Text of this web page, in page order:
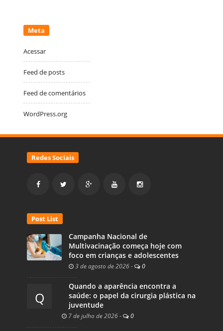
Meta
Acessar
Feed de posts
Feed de comentários
WordPress.org
Redes Sociais
Post List
Campanha Nacional de
Multivacinação começa hoje com
foco em crianças e adolescentes
3 de agosto de 2026 - 0
Q
Quando a aparência encontra a
saúde: o papel da cirurgia plástica na
juventude
7 de julho de 2026 - 0